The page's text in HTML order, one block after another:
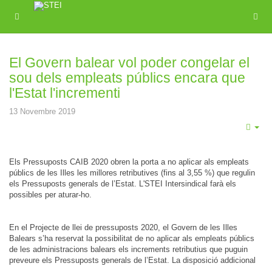
El Govern balear vol poder congelar el
sou dels empleats públics encara que
l'Estat l'incrementi
13 Novembre 2019
Els Pressuposts CAIB 2020 obren la porta a no aplicar als empleats
públics de les Illes les millores retributives (fins al 3,55 %) que regulin
els Pressuposts generals de l’Estat. L'STEI Intersindical farà els
possibles per aturar-ho.
En el Projecte de llei de pressuposts 2020, el Govern de les Illes
Balears s’ha reservat la possibilitat de no aplicar als empleats públics
de les administracions balears els increments retributius que puguin
preveure els Pressuposts generals de l’Estat. La disposició addicional